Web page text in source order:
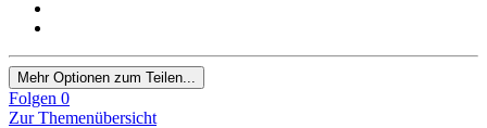
Mehr Optionen zum Teilen...
Folgen 0
Zur Themenübersicht